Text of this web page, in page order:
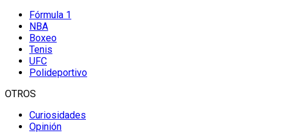
Fórmula 1
NBA
Boxeo
Tenis
UFC
Polideportivo
OTROS
Curiosidades
Opinión